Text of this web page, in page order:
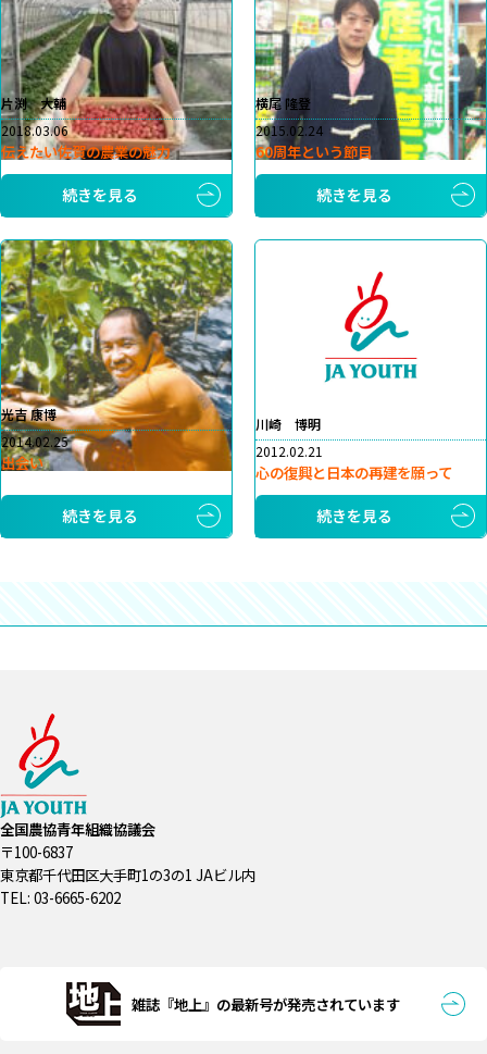
片渕 大輔
2018.03.06
伝えたい佐賀の農業の魅力
続きを見る
横尾 隆登
2015.02.24
60周年という節目
続きを見る
光吉 康博
2014.02.25
出会い
続きを見る
川崎 博明
2012.02.21
心の復興と日本の再建を願って
続きを見る
全国農協青年組織協議会
〒100-6837
東京都千代田区大手町1の3の1 JAビル内
TEL: 03-6665-6202
雑誌『地上』の最新号が発売されています